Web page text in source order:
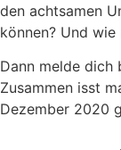
den achtsamen
können? Und
Dann melde dich
Zusammen isst
Dezember 2020